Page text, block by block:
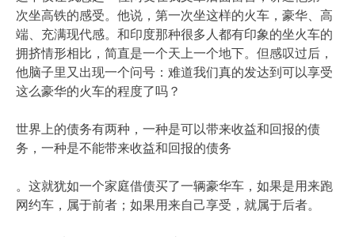
次坐高铁的感受。他说，第一次坐这样的火车，豪华、高
端、充满现代感。和印度那种很多人都有印象的坐火车的
拥挤情形相比，简直是一个天上一个地下。但感叹过后，
他脑子里又出现一个问号：难道我们真的发达到可以享受
这么豪华的火车的程度了吗？
世界上的债务有两种，一种是可以带来收益和回报的债
务，一种是不能带来收益和回报的债务
。这就犹如一个家庭借债买了一辆豪华车，如果是用来跑
网约车，属于前者；如果用来自己享受，就属于后者。